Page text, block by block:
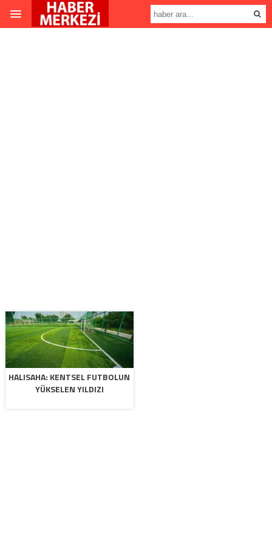
HALISAHA: KENTSEL FUTBOLUN
YÜKSELEN YILDIZI